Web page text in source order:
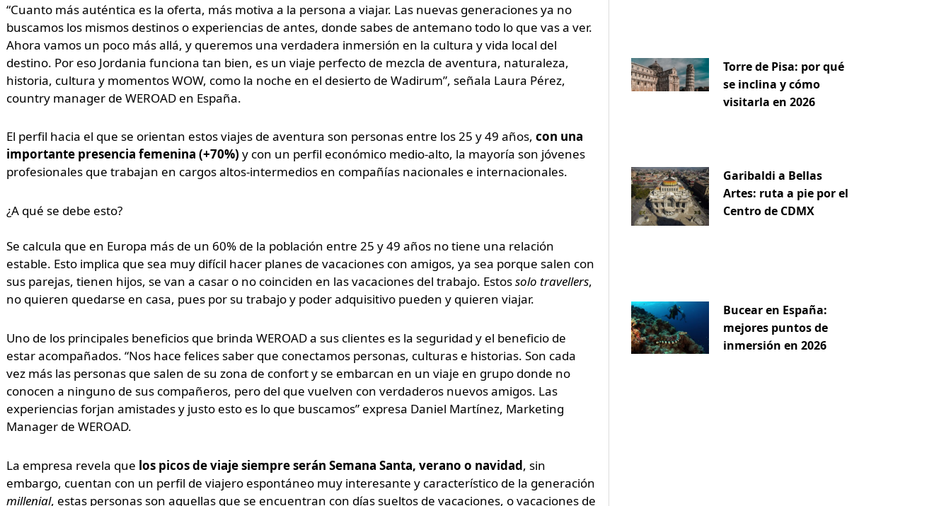
“Cuanto más auténtica es la oferta, más motiva a la persona a viajar. Las nuevas generaciones ya no
buscamos los mismos destinos o experiencias de antes, donde sabes de antemano todo lo que vas a ver.
Ahora vamos un poco más allá, y queremos una verdadera inmersión en la cultura y vida local del
destino. Por eso Jordania funciona tan bien, es un viaje perfecto de mezcla de aventura, naturaleza,
historia, cultura y momentos WOW, como la noche en el desierto de Wadirum”, señala Laura Pérez,
country manager de WEROAD en España.
El perfil hacia el que se orientan estos viajes de aventura son personas entre los 25 y 49 años, con una
importante presencia femenina (+70%) y con un perfil económico medio-alto, la mayoría son jóvenes
profesionales que trabajan en cargos altos-intermedios en compañías nacionales e internacionales.
¿A qué se debe esto?
Se calcula que en Europa más de un 60% de la población entre 25 y 49 años no tiene una relación
estable. Esto implica que sea muy difícil hacer planes de vacaciones con amigos, ya sea porque salen con
sus parejas, tienen hijos, se van a casar o no coinciden en las vacaciones del trabajo. Estossolo travellers,
no quieren quedarse en casa, pues por su trabajo y poder adquisitivo pueden y quieren viajar.
Uno de los principales beneficios que brinda WEROAD a sus clientes es la seguridad y el beneficio de
estar acompañados. “Nos hace felices saber que conectamos personas, culturas e historias. Son cada
vez más las personas que salen de su zona de confort y se embarcan en un viaje en grupo donde no
conocen a ninguno de sus compañeros, pero del que vuelven con verdaderos nuevos amigos. Las
experiencias forjan amistades y justo esto es lo que buscamos” expresa Daniel Martínez, Marketing
Manager de WEROAD.
La empresa revela que los picos de viaje siempre serán Semana Santa, verano o navidad, sin
embargo, cuentan con un perfil de viajero espontáneo muy interesante y característico de la generación
millenial, estas personas son aquellas que se encuentran con días sueltos de vacaciones, o vacaciones de
Torre de Pisa: por qué
se inclina y cómo
visitarla en 2026
Garibaldi a Bellas
Artes: ruta a pie por el
Centro de CDMX
Bucear en España:
mejores puntos de
inmersión en 2026